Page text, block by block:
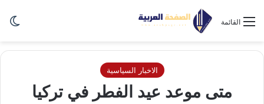
القائمة
الاخبار السياسية
متى موعد عيد الفطر في تركيا